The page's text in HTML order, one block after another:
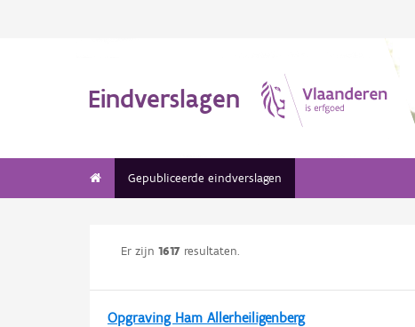
Eindverslagen
Gepubliceerde eindverslagen
Er zijn 1617 resultaten.
Opgraving Ham Allerheiligenberg